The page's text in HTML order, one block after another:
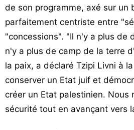
de son programme, axé sur un
parfaitement centriste entre
"concessions". "Il n'y a plus de
n'y a plus de camp de la terre
la paix, a déclaré Tzipi Livni à
conserver un Etat juif et
créer un Etat palestinien. Nous
sécurité tout en avançant vers